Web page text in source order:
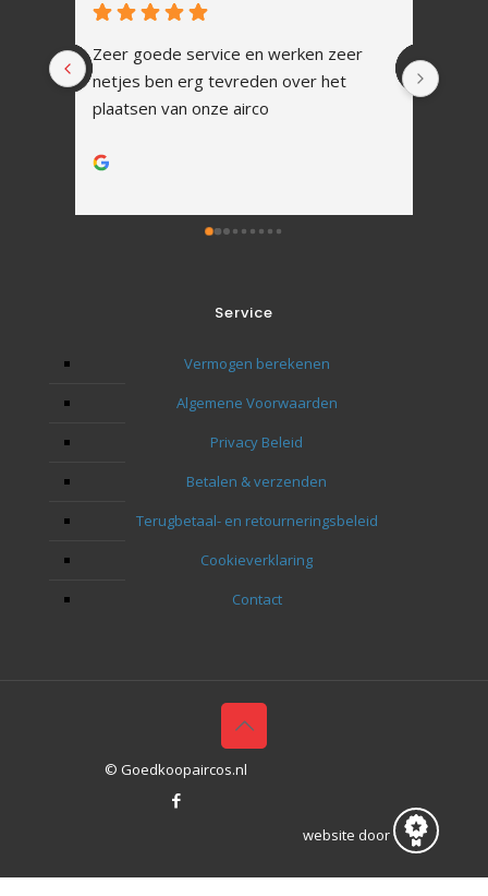
Zeer goede service en werken zeer
netjes ben erg tevreden over het
plaatsen van onze airco
Service
Vermogen berekenen
Algemene Voorwaarden
Privacy Beleid
Betalen & verzenden
Terugbetaal- en retourneringsbeleid
Cookieverklaring
Contact
© Goedkoopaircos.nl
website door